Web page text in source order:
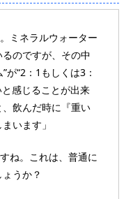
ミネラルウォーター
のですが、その中
が“2：1もしくは3：
感じることが出来
飲んだ時に『重い
います」
ね。これは、普通に
うか？